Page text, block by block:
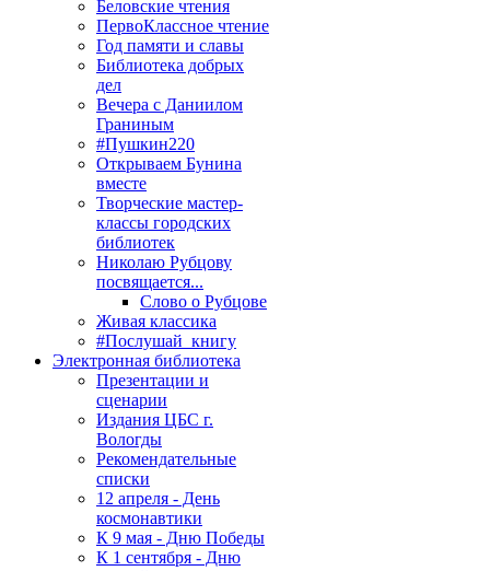
Беловские чтения
ПервоКлассное чтение
Год памяти и славы
Библиотека добрых
дел
Вечера с Даниилом
Граниным
#Пушкин220
Открываем Бунина
вместе
Творческие мастер-
классы городских
библиотек
Николаю Рубцову
посвящается...
Слово о Рубцове
Живая классика
#Послушай_книгу
Электронная библиотека
Презентации и
сценарии
Издания ЦБС г.
Вологды
Рекомендательные
списки
12 апреля - День
космонавтики
К 9 мая - Дню Победы
К 1 сентября - Дню